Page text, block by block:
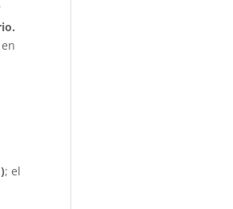
; el